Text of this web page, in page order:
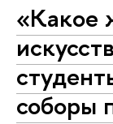
«Какое
соборы